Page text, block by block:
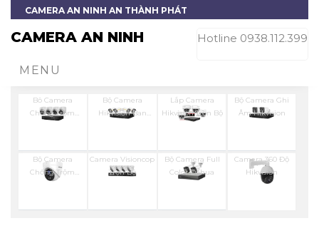
CAMERA AN NINH AN THÀNH PHÁT
CAMERA AN NINH Hotline 0938.112.399
MENU
Bô Camera
Chống Trộm
Bộ Camera
Hikvision Ban
Lắp Camera
Hikvision Trọn Bộ
Bộ Camera Ghi
Âm Hikvision
Bộ Camera
Chống Trộm
Camera Visioncop
Trọn Bộ
Bộ Camera Full
Color Dahua
Camera 360 Độ
Hikvision